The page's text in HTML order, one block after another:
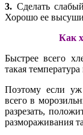
3. Сделать
Хорошо ее
Как
Быстрее всего
такая
Поэтому если
всего в
разрезать,
размораживания